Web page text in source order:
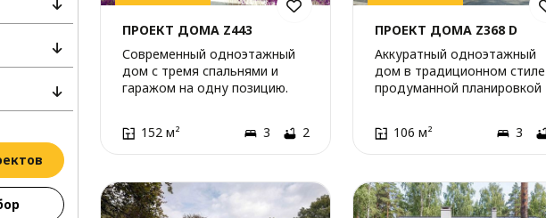
ПРОЕКТ ДОМА Z443
Современный одноэтажный
дом с тремя спальнями и
гаражом на одну позицию.
152 м² 3 2
ПРОЕКТ ДОМА Z368 D
Аккуратный одноэтажный
дом в традиционном
продуманной планировкой
106 м² 3